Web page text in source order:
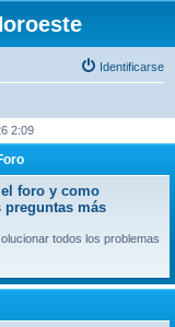
Identificarse
2:09
foro y como
más
todos los problemas